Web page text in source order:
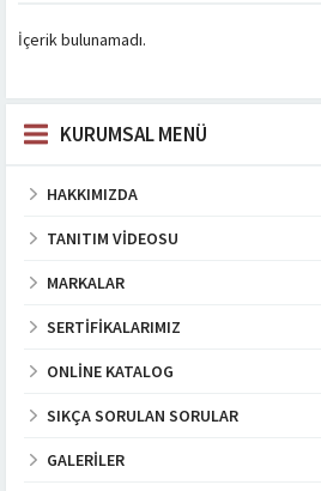
İçerik bulunamadı.
KURUMSAL MENÜ
HAKKIMIZDA
TANITIM VIDEOSU
MARKALAR
SERTIFIKALARIMIZ
ONLINE KATALOG
SIKÇA SORULAN SORULAR
GALERILER